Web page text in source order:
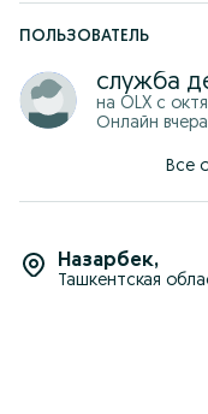
Бурга
Sichqon
Каламуш
Кана
ва бошка
Муха
Муха
Блоха
и есть служба
ПОЛЬЗОВАТЕЛЬ
служба
на OLX с
Онлайн
Все
Назарбек,
Ташкентская